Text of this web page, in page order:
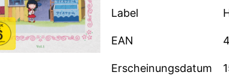
Label
EAN
Erscheinungsdatum